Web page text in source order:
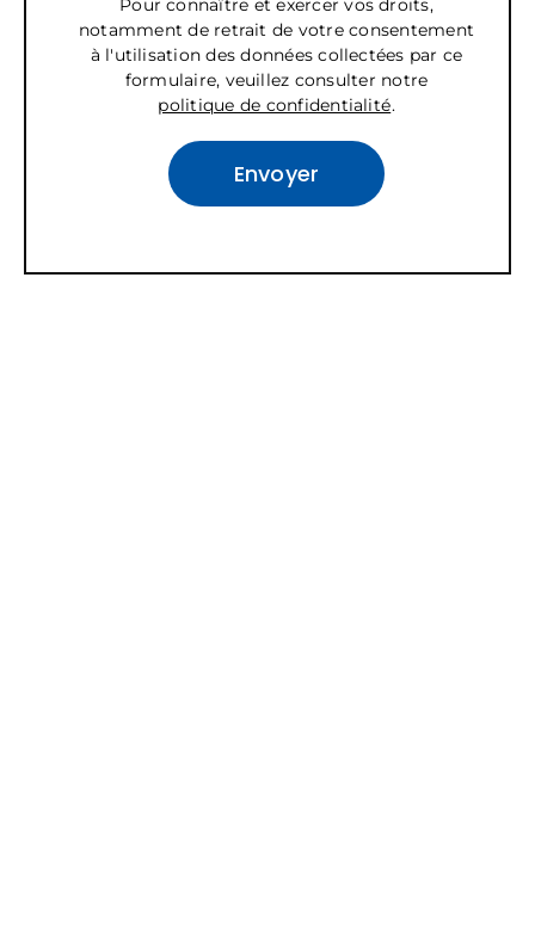
Pour connaître et exercer vos droits,
notamment de retrait de votre consentement
à l'utilisation des données collectées par ce
formulaire, veuillez consulter notre
politique de confidentialité.